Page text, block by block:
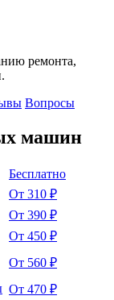
ремонта,
Вопросы
машин
Бесплатно
От 310 ₽
От 390 ₽
От 450 ₽
От 560 ₽
От 470 ₽